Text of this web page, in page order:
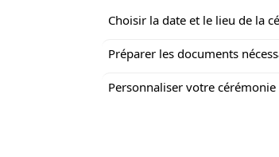
Choisir la date et le lieu de la
Préparer les documents
Personnaliser votre cérémonie